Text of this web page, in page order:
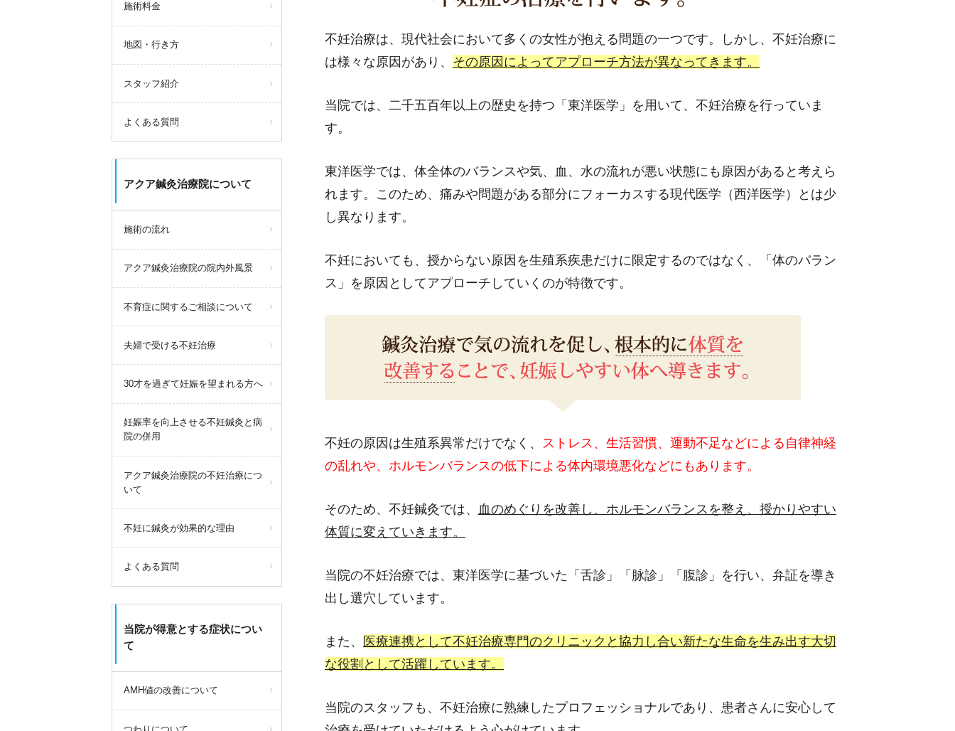
不妊治療は、現代社会において多くの女性が抱える問題の一つです。しかし、不妊治療に
は様々な原因があり、 その原因によってアプローチ方法が異なってきます。
当院では、二千五百年以上の歴史を持つ「東洋医学」を用いて、不妊治療を行っていま
す。
東洋医学では、体全体のバランスや気、血、水の流れが悪い状態にも原因があると考えら
れます。このため、痛みや問題がある部分にフォーカスする現代医学（西洋医学）とは少
し異なります。
不妊においても、授からない原因を生殖系疾患だけに限定するのではなく、「体のバラン
ス」を原因としてアプローチしていくのが特徴です。
不妊の原因は生殖系異常だけでなく、 ストレス、生活習慣、運動不足などによる自律神経
の乱れや、ホルモンバランスの低下による体内環境悪化などにもあります。
そのため、不妊鍼灸では、 血のめぐりを改善し、ホルモンバランスを整え、授かりやすい
体質に変えていきます。
当院の不妊治療では、東洋医学に基づいた「舌診」「脉診」「腹診」を行い、弁証を導き
出し選穴しています。
また、 医療連携として不妊治療専門のクリニックと協力し合い新たな生命を生み出す大切
な役割として活躍しています。
当院のスタッフも、不妊治療に熟練したプロフェッショナルであり、患者さんに安心して
施術料金
地図・行き方
スタッフ紹介
よくある質問
アクア鍼灸治療院について
施術の流れ
アクア鍼灸治療院の院内外風景
不育症に関するご相談について
夫婦で受ける不妊治療
30才を過ぎて妊娠を望まれる方へ
妊娠率を向上させる不妊鍼灸と病
院の併用
アクア鍼灸治療院の不妊治療につ
いて
不妊に鍼灸が効果的な理由
よくある質問
当院が得意とする症状につい
て
AMH値の改善について